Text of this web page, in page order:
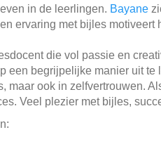
in de leerlingen. Bayane
ervaring met bijles motiveert
die vol passie en
een begrijpelijke manier uit te
ook in zelfvertrouwen.
Veel plezier met bijles,